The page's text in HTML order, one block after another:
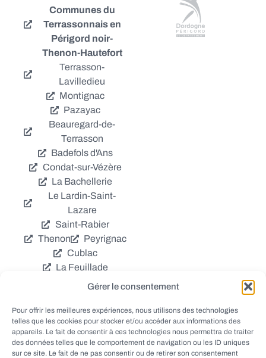
Gérer le consentement
Pour offrir les meilleures expériences, nous utilisons des technologies
telles que les cookies pour stocker et/ou accéder aux informations des
appareils. Le fait de consentir à ces technologies nous permettra de traiter
des données telles que le comportement de navigation ou les ID uniques
sur ce site. Le fait de ne pas consentir ou de retirer son consentement
Communes du
Terrassonnais en
Périgord noir-
Thenon-Hautefort
Terrasson-
Lavilledieu
Montignac
Pazayac
Beauregard-de-
Terrasson
Badefols d'Ans
Condat-sur-Vézère
La Bachellerie
Le Lardin-Saint-
Lazare
Saint-Rabier
Thenon
Peyrignac
Cublac
La Feuillade
Chavagnac
Coly
Grèzes
Aubas
Villac
Azerat
Ladornac
Tourtoirac